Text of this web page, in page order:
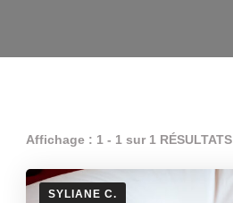
Affichage : 1 - 1 sur 1 RÉSULTATS
SYLIANE C.